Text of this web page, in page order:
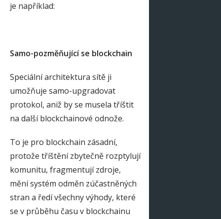
je například:
Samo-pozměňující se blockchain
Speciální architektura sítě ji
umožňuje samo-upgradovat
protokol, aniž by se musela tříštit
na další blockchainové odnože.
To je pro blockchain zásadní,
protože tříštění zbytečně rozptylují
komunitu, fragmentují zdroje,
mění systém odměn zúčastněných
stran a ředí všechny výhody, které
se v průběhu času v blockchainu